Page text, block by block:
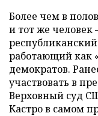
Более чем в
и тот же человек
работающий как
демократов.
участвовать в
Верховный суд
Кастро в самом